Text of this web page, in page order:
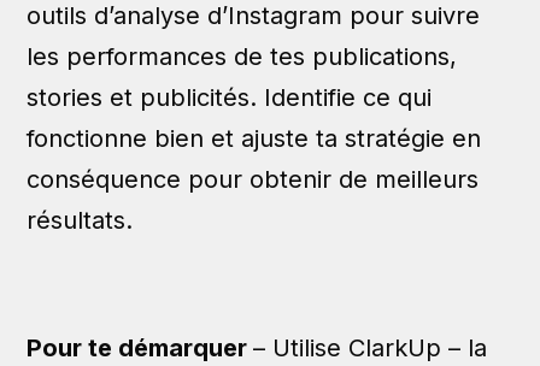
outils d’analyse d’Instagram pour suivre
les performances de tes publications,
stories et publicités. Identifie ce qui
fonctionne bien et ajuste ta stratégie en
conséquence pour obtenir de meilleurs
résultats.
Pour te démarquer– Utilise ClarkUp – la